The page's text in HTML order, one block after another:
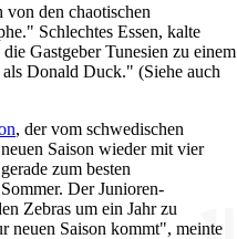
von den chaotischen
Schlechtes Essen, kalte
Gastgeber Tunesien zu einem
Donald Duck." (Siehe auch
, der vom schwedischen
Saison wieder mit vier
zum besten
Der Junioren-
Zebras um ein Jahr zu
neuen Saison kommt", meinte